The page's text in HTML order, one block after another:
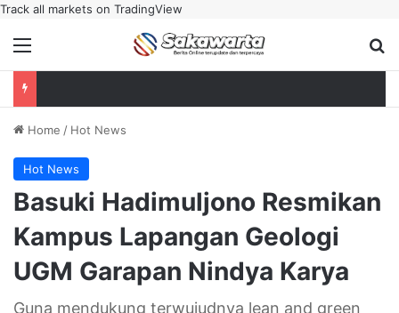
Track all markets on TradingView
Menu
Home / Hot News
Hot News
Basuki Hadimuljono Resmikan
Kampus Lapangan Geologi
UGM Garapan Nindya Karya
Guna mendukung terwujudnya lean and green